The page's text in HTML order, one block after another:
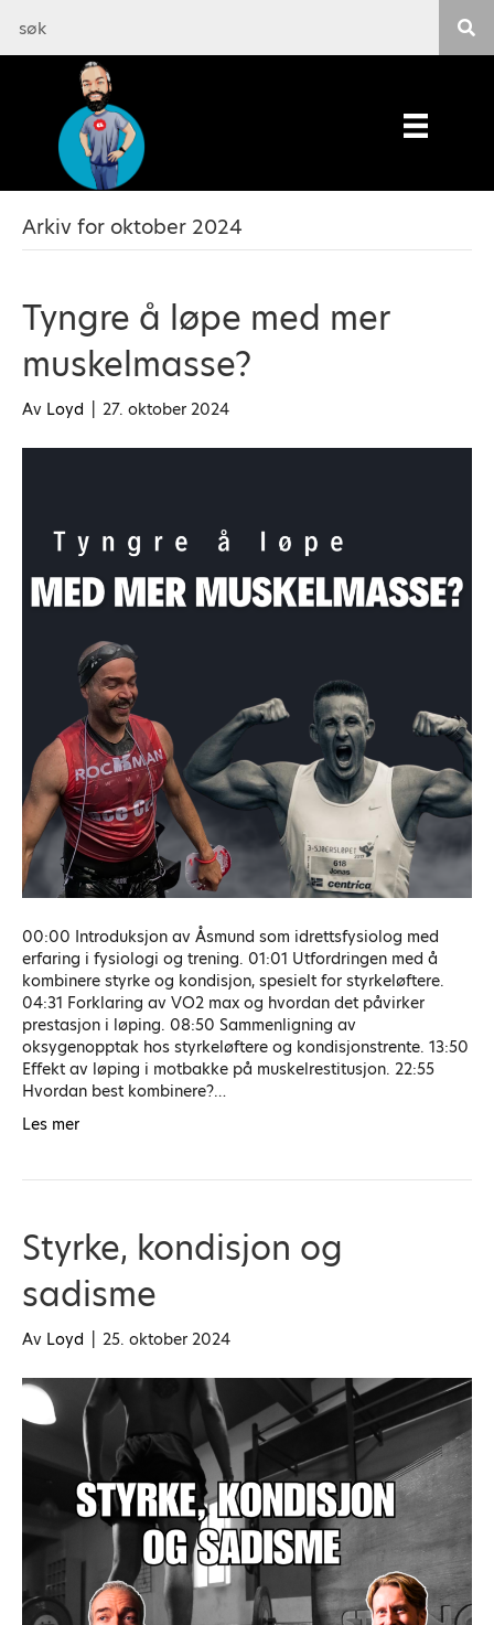
Arkiv for oktober 2024
Tyngre å løpe med mer
muskelmasse?
Av Loyd 27. oktober 2024
00:00 Introduksjon av Åsmund som idrettsfysiolog med
erfaring i fysiologi og trening. 01:01 Utfordringen med å
kombinere styrke og kondisjon, spesielt for styrkeløftere.
04:31 Forklaring av VO2 max og hvordan det påvirker
prestasjon i løping. 08:50 Sammenligning av
oksygenopptak hos styrkeløftere og kondisjonstrente. 13:50
Effekt av løping i motbakke på muskelrestitusjon. 22:55
Hvordan best kombinere?…
Les mer
Styrke, kondisjon og
sadisme
Av Loyd 25. oktober 2024